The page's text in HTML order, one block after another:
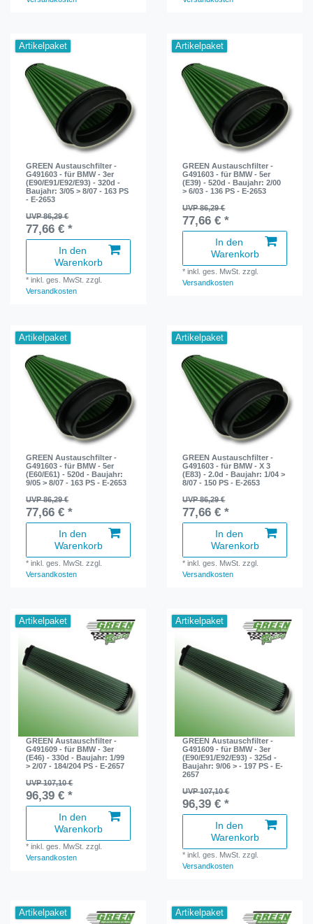
Artikelpaket
GREEN Austauschfilter -
G491603 - für BMW - 3er
(E90/E91/E92/E93) - 320d -
Baujahr: 3/05 > 8/07 - 163 PS
- E-2653
UVP 86,29 €
77,66 € *
In den
Warenkorb
*inkl. ges. MwSt. zzgl.
Versandkosten
Artikelpaket
GREEN Austauschfilter -
G491603 - für BMW - 5er
(E39) - 520d - Baujahr: 2/00
> 6/03 - 136 PS - E-2653
UVP 86,29 €
77,66 € *
In den
Warenkorb
*inkl. ges. MwSt. zzgl.
Versandkosten
Artikelpaket
GREEN Austauschfilter -
G491603 - für BMW - 5er
(E60/E61) - 520d - Baujahr:
9/05 > 8/07 - 163 PS - E-2653
UVP 86,29 €
77,66 € *
In den
Warenkorb
*inkl. ges. MwSt. zzgl.
Versandkosten
Artikelpaket
GREEN Austauschfilter -
G491603 - für BMW - X 3
(E83) - 2.0d - Baujahr: 1/04 >
8/07 - 150 PS - E-2653
UVP 86,29 €
77,66 € *
In den
Warenkorb
*inkl. ges. MwSt. zzgl.
Versandkosten
Artikelpaket
GREEN Austauschfilter -
G491609 - für BMW - 3er
(E46) - 330d - Baujahr: 1/99
> 2/07 - 184/204 PS - E-2657
UVP 107,10 €
96,39 € *
In den
Warenkorb
*inkl. ges. MwSt. zzgl.
Versandkosten
Artikelpaket
GREEN Austauschfilter -
G491609 - für BMW - 3er
(E90/E91/E92/E93) - 325d -
Baujahr: 9/06 > - 197 PS - E-
2657
UVP 107,10 €
96,39 € *
In den
Warenkorb
*inkl. ges. MwSt. zzgl.
Versandkosten
Artikelpaket Artikelpaket